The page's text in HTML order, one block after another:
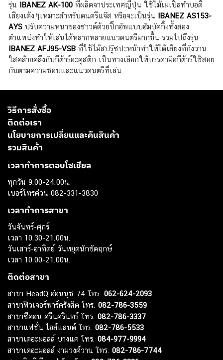
รุ่น IBANEZ AK-100 ที่ผลิตจาประเทศญี่ปุ่น ใช้ไม้เมเปิ้ลทำบอดี้
เสียงเด้งๆเหมาะสำหรับดนตรีแจ๊ส หรือจะเป็นรุ่น IBANEZ AS153-
AYS ปรับความหนาของซาวด์ด้วยปิ๊กอัพแบบฮัมบัคกิ้งทั้งสอง
ตำแหน่งทำให้เล่นได้หลากหลายแนวดนตรีมากขึ้น รวมไปถึงรุ่น
IBANEZ AFJ95-VSB ที่ใช้ไม้สปรู๊ซปะหน้าทำให้ได้เสียงที่กังวาน
ใสคล้ายคลึงกับกีต้าร์อะคูสติก เป็นทางเลือกให้บรรดามือกีต้าร์ใช้สอย
กันตามความชอบและแนวดนตรีที่เล่น
วิธีการสั่งซื้อ
ติดต่อเรา
นโยบายการเปลี่ยนและคืนสินค้า
รวมสินค้า
เวลาทำการตอบโซเชียล
ทุกวัน 9.00-24.00น.
เบอร์โทรด่วน 082-331-3830
เวลาทำการสาขา
วันจันทร์-ศุกร์
เวลา 10.30-21.00น.
วันเสาร์-อาทิตย์ วันหยุดนักขัตฤกษ์
เวลา 10.00-21.00น.
ติดต่อสาขา
สาขา HeadQ อ่อนนุช 74 โทร. 062-624-2093
สาขาฟิวเจอร์พาร์ครังสิต โทร. 082-786-3559
สาขาซีคอน ศรีนครินทร์ โทร. 082-786-3337
สาขาแฟชั่น ไอส์แลนด์ โทร. 082-786-5533
สาขาเดอะมอลล์ บางแค โทร. 084-977-9994
สาขาเดอะมอลล์ งามวงศ์วาน โทร. 082-786-7744